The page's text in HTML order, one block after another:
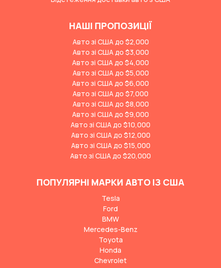
НАШІ ПРОПОЗИЦІЇ
Авто зі США до $2,000
Авто зі США до $3,000
Авто зі США до $4,000
Авто зі США до $5,000
Авто зі США до $6,000
Авто зі США до $7,000
Авто зі США до $8,000
Авто зі США до $9,000
Авто зі США до $10,000
Авто зі США до $12,000
Авто зі США до $15,000
Авто зі США до $20,000
ПОПУЛЯРНІ МАРКИ АВТО ІЗ США
Tesla
Ford
BMW
Mercedes-Benz
Toyota
Honda
Chevrolet